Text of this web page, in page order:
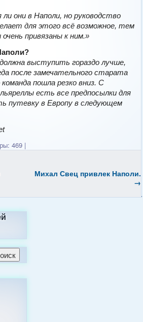
они в Наполи, но руководство
для этого всё возможное, тем
привязаны к ним.»
выступить гораздо лучше,
после замечательного старата
пошла резко вниз. С
есть все предпосылки для
путевку в Европу в следующем
469 |
Михал Свец привлек Наполи.
→